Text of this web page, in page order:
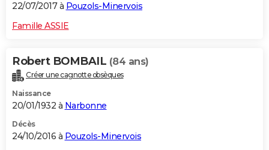
22/07/2017 à Pouzols-Minervois
Famille ASSIE
Robert BOMBAIL (84 ans)
Créer une cagnotte obsèques
Naissance
20/01/1932 à Narbonne
Décès
24/10/2016 à Pouzols-Minervois